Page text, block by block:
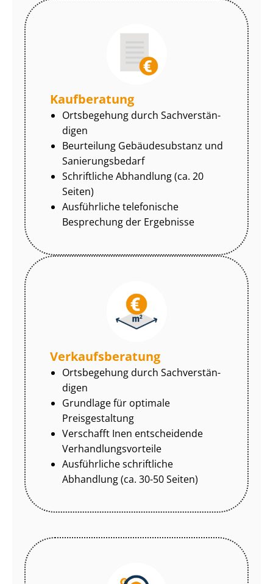
Kaufberatung
Ortsbegehung durch Sach­ver­stän­
di­gen
Beurteilung Gebäudesubstanz und
Sa­nie­rungs­be­darf
Schriftliche Abhandlung (ca. 20
Seiten)
Ausführliche telefonische
Besprechung der Ergebnisse
Ver­kaufs­be­ra­tung
Ortsbegehung durch Sach­ver­stän­
di­gen
Grundlage für optimale
Preisgestaltung
Verschafft Inen entscheidende
Ver­hand­lungs­vor­tei­le
Ausführliche schriftliche
Abhandlung (ca. 30-50 Seiten)